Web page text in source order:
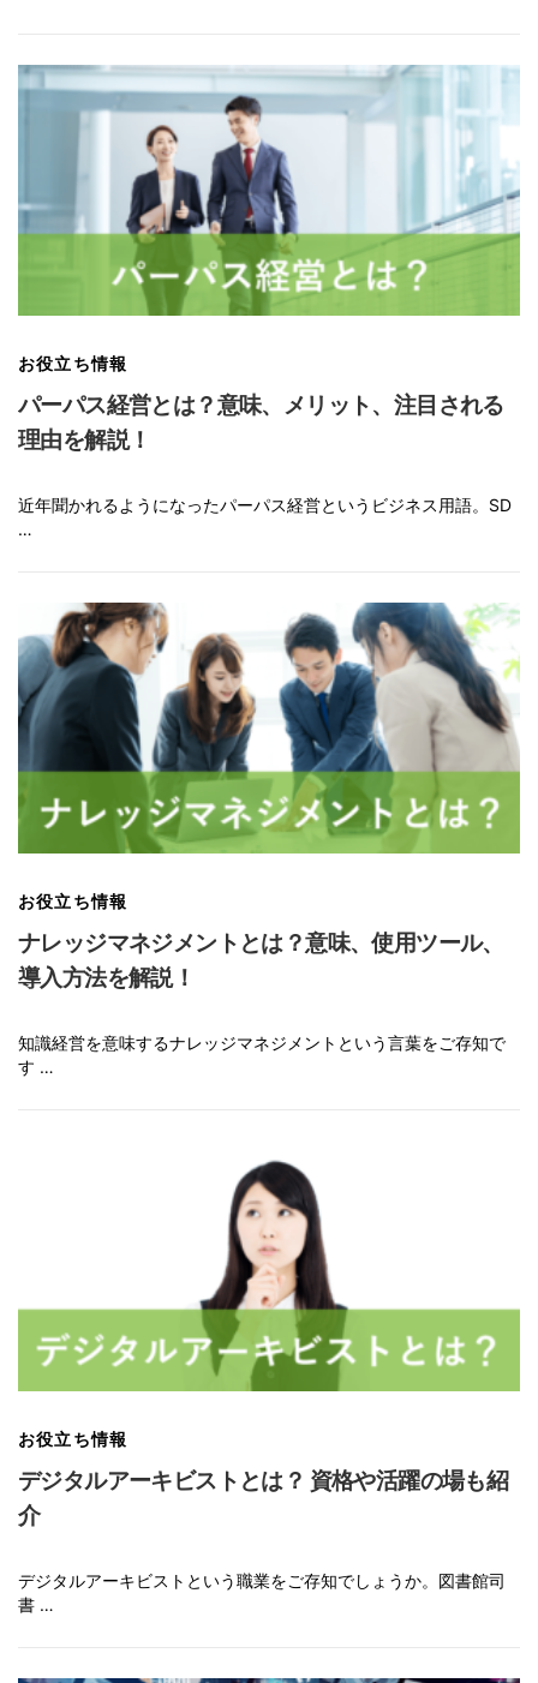
お役立ち情報
パーパス経営とは？意味、メリット、注目される
理由を解説！
近年聞かれるようになったパーパス経営というビジネス用語。SD
…
お役立ち情報
ナレッジマネジメントとは？意味、使用ツール、
導入方法を解説！
知識経営を意味するナレッジマネジメントという言葉をご存知で
す …
お役立ち情報
デジタルアーキビストとは？ 資格や活躍の場も紹
介
デジタルアーキビストという職業をご存知でしょうか。図書館司
書 …